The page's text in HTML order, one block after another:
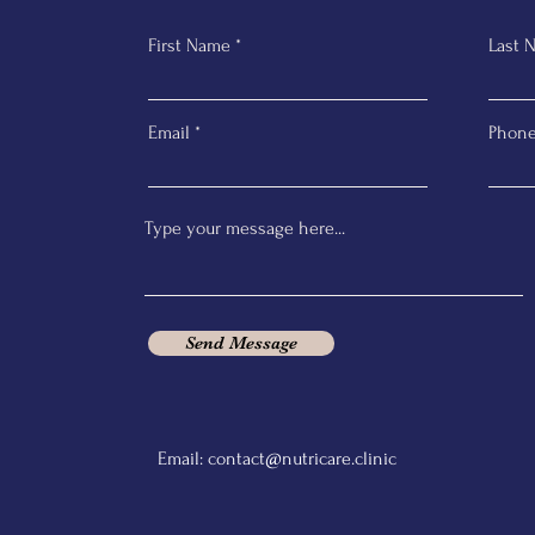
First Name
Email
Last
Phone
Send Message
Email: contact@nutricare.clinic